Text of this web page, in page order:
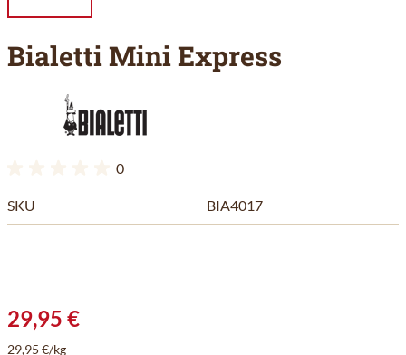
Bialetti Mini Express
0
SKU BIA4017
29,95 €
29,95 €/kg